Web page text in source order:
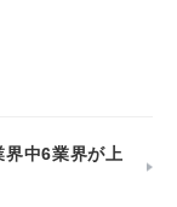
中6業界が上